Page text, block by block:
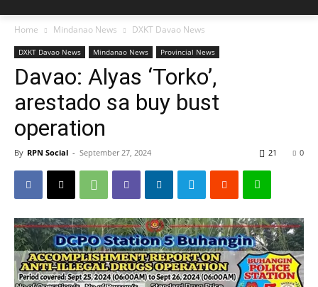
Home Mindanao News DXKT Davao News
DXKT Davao News Mindanao News Provincial News
Davao: Alyas ‘Torko’,
arestado sa buy bust
operation
By RPN Social - September 27, 2024 0
21